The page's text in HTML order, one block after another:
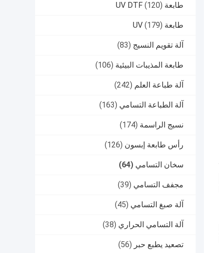
طابعة UV DTF (120)
طابعة UV (179)
آلة تقويم النسيج (83)
طابعة المذيبات البيئية (106)
آلة طباعة العلم (242)
آلة الطباعة التسامي (163)
نسيج الراسمة (174)
رأس طابعة إبسون (126)
سخان التسامي (64)
مجفف التسامي (39)
آلة صبغ التسامي (45)
آلة التسامي الحراري (38)
تصعيد يطبع حبر (56)